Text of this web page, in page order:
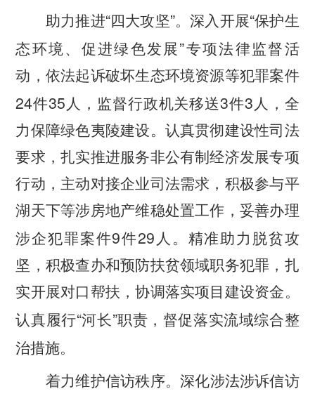
助力推进“四大攻坚”。深入开展“保护生
态环境、促进绿色发展”专项法律监督活
动，依法起诉破坏生态环境资源等犯罪案件
24件35 人，监督行政机关移送3件3 人，全
力保障绿色夷陵建设。认真贯彻建设性司法
要求，扎实推进服务非公有制经济发展专项
行动，主动对接企业司法需求，积极参与平
湖天下等涉房地产维稳处置工作，妥善办理
涉企犯罪案件9件29 人。精准助力脱贫攻
坚，积极查办和预防扶贫领域职务犯罪，扎
实开展对口帮扶，协调落实项目建设资金。
认真履行“河长”职责，督促落实流域综合整
治措施。
着力维护信访秩序。深化涉法涉诉信访